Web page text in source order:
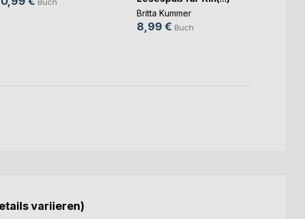
Britta Kummer
8,99 € Buch
variieren)